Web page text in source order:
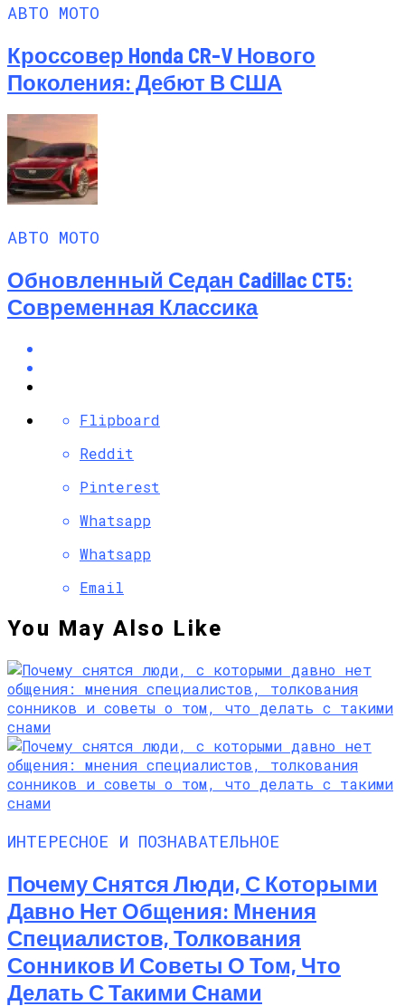
АВТО МОТО
Кроссовер Honda CR-V Нового
Поколения: Дебют В США
АВТО МОТО
Обновленный Седан Cadillac CT5:
Современная Классика
Flipboard
Reddit
Pinterest
Whatsapp
Whatsapp
Email
You May Also Like
ИНТЕРЕСНОЕ И ПОЗНАВАТЕЛЬНОЕ
Почему Снятся Люди, С Которыми
Давно Нет Общения: Мнения
Специалистов, Толкования
Сонников И Советы О Том, Что
Делать С Такими Снами